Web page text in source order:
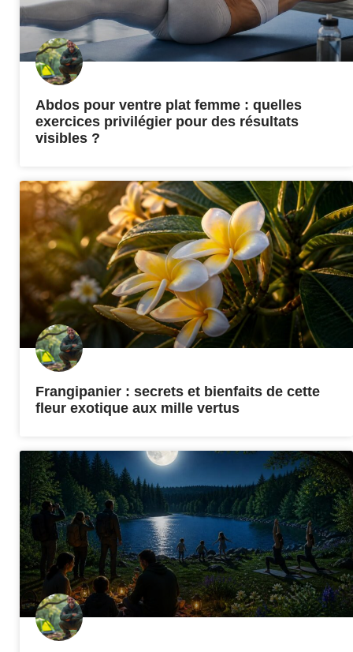
Abdos pour ventre plat femme : quelles
exercices privilégier pour des résultats
visibles ?
Frangipanier : secrets et bienfaits de cette
fleur exotique aux mille vertus